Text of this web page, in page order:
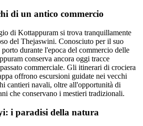
di un antico commercio
di Kottappuram si trova tranquillamente
del Thejaswini. Conosciuto per il suo
durante l'epoca del commercio delle
conserva ancora oggi tracce
commerciale. Gli itinerari di crociera
offrono escursioni guidate nei vecchi
cantieri navali, oltre all'opportunità di
che conservano i mestieri tradizionali.
i paradisi della natura